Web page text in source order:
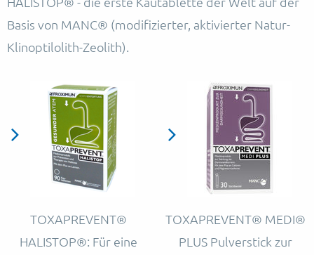
Basis von MANC® (modifizierter, aktivierter Natur-
Klinoptilolith-Zeolith).
TOXAPREVENT®
HALISTOP®: Für eine
TOXAPREVENT® MEDI®
PLUS Pulverstick zur